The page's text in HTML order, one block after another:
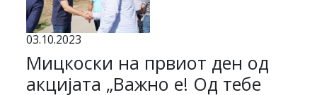
03.10.2023
Мицкоски на првиот ден од
акцијата „Важно е! Од тебе